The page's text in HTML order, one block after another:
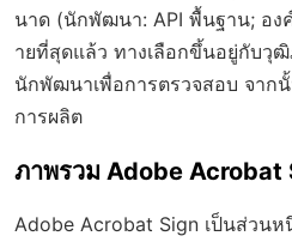
นาด (นักพัฒนา: API พื้นฐาน; อ
ายที่สุดแล้ว ทางเลือกขึ้นอยู่กับวุ
นักพัฒนาเพื่อการตรวจสอบ จาก
การผลิต
ภาพรวม Adobe Acrobat
Adobe Acrobat Sign เป็นส่วน